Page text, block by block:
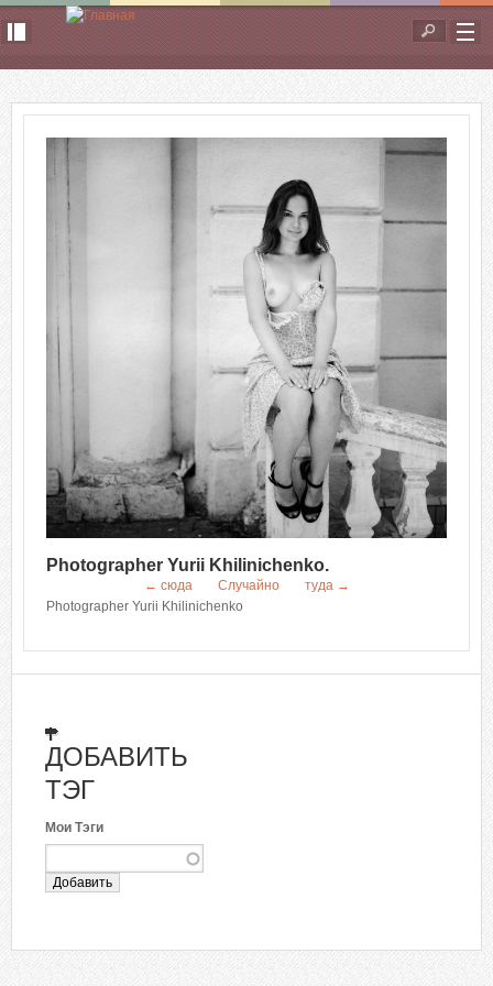
Перейти к основному содержанию
Форма
поиска
Photographer Yurii Khilinichenko.
← сюда Случайно
туда →
Photographer Yurii Khilinichenko
ДОБАВИТЬ
ТЭГ
Мои Тэги